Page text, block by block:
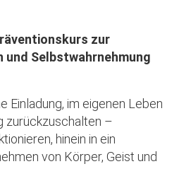
zur
Selbstwahrnehmung
Einladung, im eigenen Leben
zurückzuschalten –
hinein in ein
von Körper, Geist und